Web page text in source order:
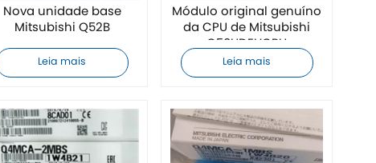
Nova unidade base
Mitsubishi Q52B
Leia mais
Módulo original genuíno
da CPU de Mitsubishi
Q50UDEHCPU
Leia mais